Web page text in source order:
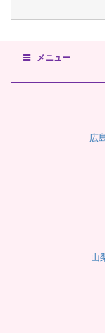
メニュー
広
山